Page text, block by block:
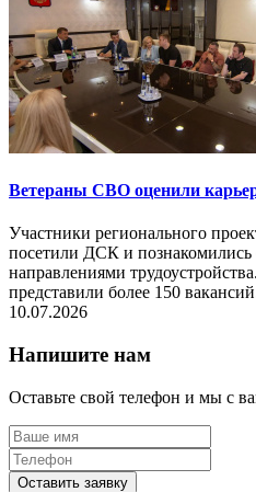
Ветераны СВО оценили
Участники регионального
посетили ДСК и
направлениями
представили более 150
10.07.2026
Напишите нам
Оставьте свой телефон и мы с
Оставить заявку